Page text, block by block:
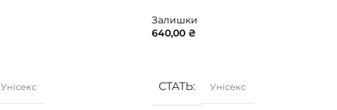
Унісекс
Залишки
640,00 ₴
СТАТЬ Унісекс